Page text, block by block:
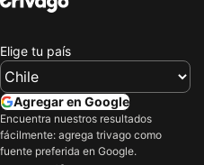
Elige tu país
Agregar en Google
Encuentra nuestros resultados
fácilmente: agrega trivago como
fuente preferida en Google.